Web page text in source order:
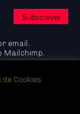
email.
Mailchimp.
de Cookies